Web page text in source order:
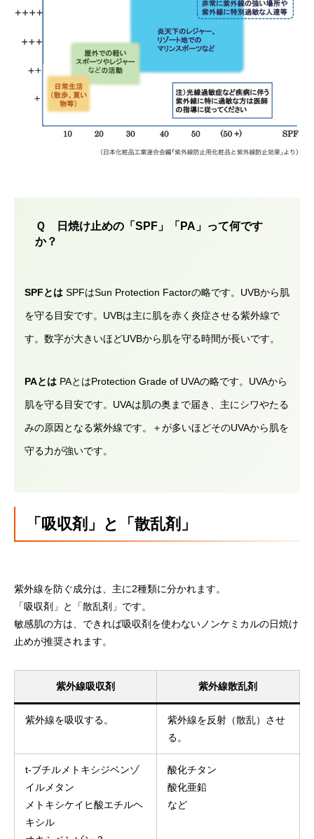
Ｑ 日焼け止めの「SPF」「PA」って何です
か？
SPFとは SPFはSun Protection Factorの略です。UVBから肌
を守る目安です。UVBは主に肌を赤く炎症させる紫外線で
す。数字が大きいほどUVBから肌を守る時間が長いです。
PAとは PAとはProtection Grade of UVAの略です。UVAから
肌を守る目安です。UVAは肌の奥まで届き、主にシワやたる
みの原因となる紫外線です。＋が多いほどそのUVAから肌を
守る力が強いです。
「吸収剤」と「散乱剤」
紫外線を防ぐ成分は、主に2種類に分かれます。
「吸収剤」と「散乱剤」です。
敏感肌の方は、できれば吸収剤を使わないノンケミカルの日焼け
止めが推奨されます。
紫外線吸収剤 紫外線散乱剤
紫外線を吸収する。
紫外線を反射（散乱）させ
る。
t-ブチルメトキシジベンゾ
イルメタン
メトキシケイヒ酸エチルヘ
キシル
酸化チタン
酸化亜鉛
など